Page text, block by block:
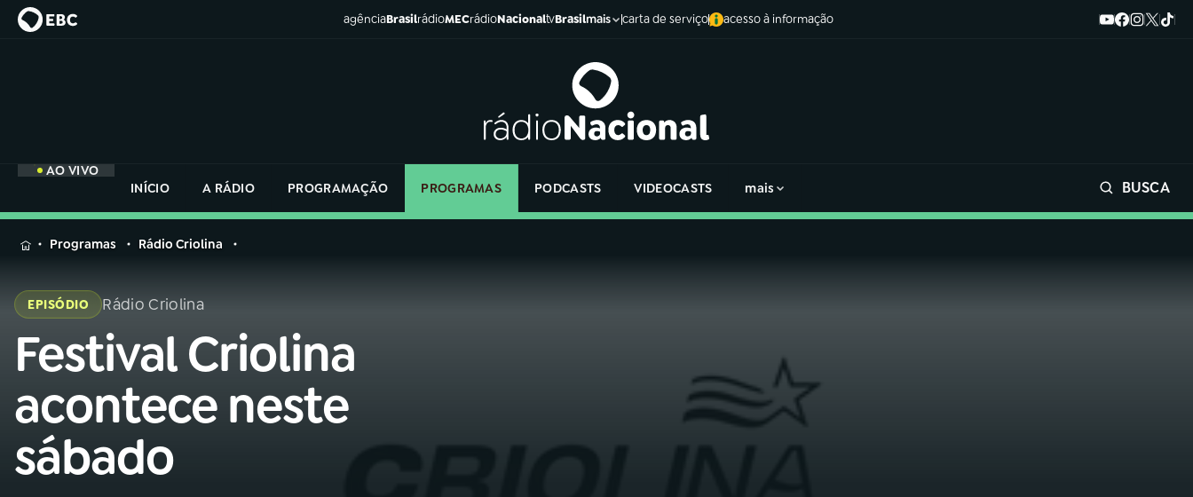
agênciaBrasilrádioMECrádioNacionaltvBrasilmais carta de serviço acesso à informação
AO VIVO
INÍCIO
A RÁDIO PROGRAMAÇÃO PROGRAMAS PODCASTS VIDEOCASTS mais BUSCA
MENU
Buscar
na
Rádio
Nacional
INÍCIO
na
Rádio
Programas Rádio Criolina
EPISÓDIO Rádio Criolina
Festival Criolina
acontece neste
sábado